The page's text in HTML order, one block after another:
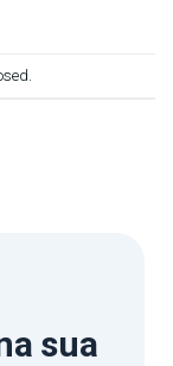
sua